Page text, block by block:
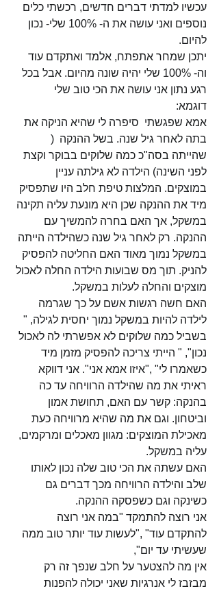
עכשיו למדתי דברים חדשים, רכשתי כלים
נוספים ואני עושה את ה- 100% שלי- נכון
להיום.
יתכן שמחר אתפתח, אלמד ואתקדם עוד
וה- 100% שלי יהיה שונה מהיום. אבל בכל
רגע נתון אני עושה את הכי טוב שלי
דוגמא:
אמא שפגשתי  סיפרה לי שהיא הניקה את
בתה לאחר גיל שנה. בשל ההנקה  (
שהייתה בסה"כ כמה שלוקים בבוקר וקצת
לפני השינה) הילדה לא גילתה עניין
במוצקים. המלצות טיפת חלב היו שתפסיק
מיד את ההנקה שכן היא מונעת עליה תקינה
במשקל, אך האם בחרה להמשיך עם
ההנקה. רק לאחר גיל שנה כשהילדה הייתה
במשקל נמוך מאוד האם החליטה להפסיק
להניק. תוך מס שבועות הילדה החלה לאכול
מוצקים והחלה לעלות במשקל.
האם חשה רגשות אשם על כך שגרמה
לילדה להיות במשקל נמוך יחסית לגילה, "
בשביל כמה שלוקים לא אפשרתי לה לאכול
נכון", " הייתי צריכה להפסיק מזמן מיד
כשאמרו לי" ,"איזו אמא אני". אני דווקא
ראיתי את מה שהילדה הרוויחה עד כה
בהנקה: קשר עם האם, תחושת אמון
וביטחון. וגם את מה שהיא מרוויחה כעת
מאכילת המוצקים: מגוון מאכלים ומרקמים,
עליה במשקל.
האם עשתה את הכי טוב שלה נכון לאותו
שלב והילדה הרוויחה מכך דברים גם
כשינקה וגם כשפסקה ההנקה.
אני רוצה להתמקד "במה אני רוצה
להתקדם עוד" ,"לעשות עוד יותר טוב ממה
שעשיתי עד יום",
אין מה להצטער על חלב שנפך זה רק
מבזבז לי אנרגיות שאני יכולה להפנות